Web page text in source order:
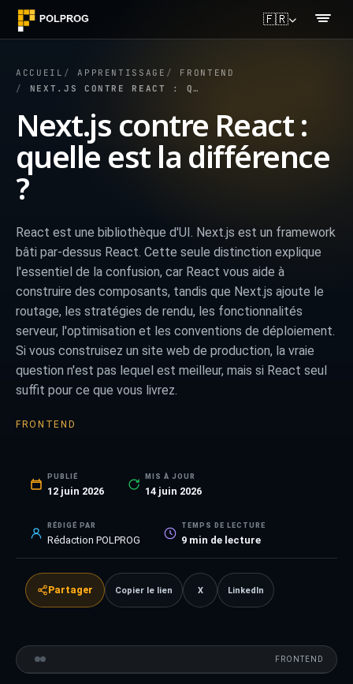
🇫🇷
ACCUEIL APPRENTISSAGE
FRONTEND
NEXT.JS CONTRE REACT : QUELLE EST LA DIFFÉRENCE ?
Next.js contre React :
quelle est la différence
?
React est une bibliothèque d'UI. Next.js est un framework
bâti par-dessus React. Cette seule distinction explique
l'essentiel de la confusion, car React vous aide à
construire des composants, tandis que Next.js ajoute le
routage, les stratégies de rendu, les fonctionnalités
serveur, l'optimisation et les conventions de déploiement.
Si vous construisez un site web de production, la vraie
question n'est pas lequel est meilleur, mais si React seul
suffit pour ce que vous livrez.
FRONTEND
PUBLIÉ
12 juin 2026
MIS À JOUR
14 juin 2026
RÉDIGÉ PAR
Rédaction POLPROG
TEMPS DE LECTURE
9 min de lecture
Partager Copier le lien X LinkedIn
FRONTEND
VS